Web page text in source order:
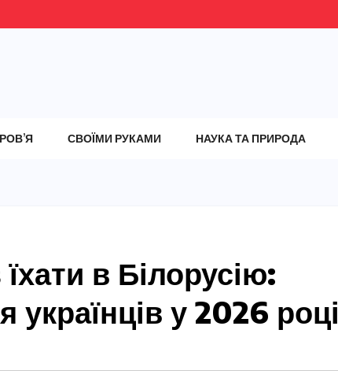
СВОЇМИ РУКАМИ НАУКА ТА ПРИРОДА
в Білорусію:
українців у 2026 році